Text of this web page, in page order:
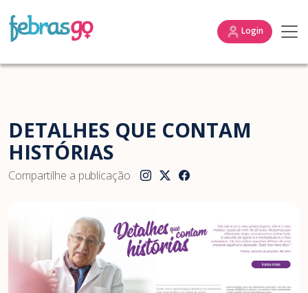
Login
DETALHES QUE CONTAM
HISTÓRIAS
Compartilhe a publicação